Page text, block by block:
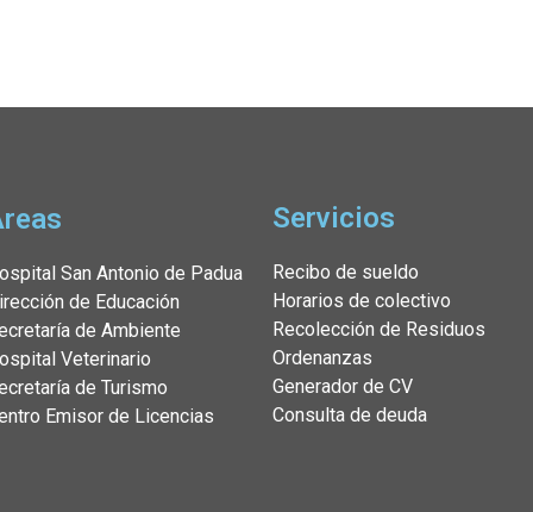
San Antonio de Padua
de Educación
de Ambiente
Veterinario
de Turismo
Emisor de Licencias
Servicios
Recibo de sueldo
Horarios de colectivo
Recolección de Residuos
Ordenanzas
Generador de CV
Consulta de deuda